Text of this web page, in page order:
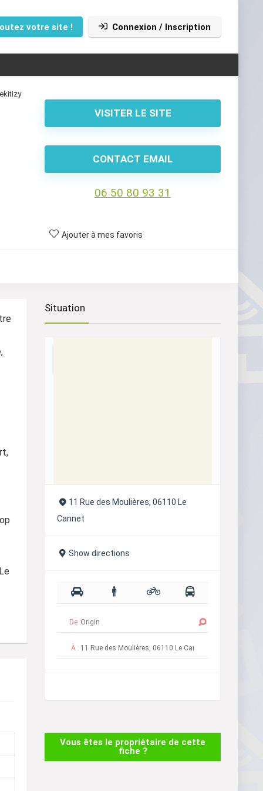
votre site ! Connexion / Inscription
VISITER LE SITE
CONTACT EMAIL
06 50 80 93 31
Ajouter à mes favoris
Situation
11 Rue des Moulières, 06110 Le
Cannet
Show directions
De :
À :
Vous êtes le propriétaire de cette
fiche ?